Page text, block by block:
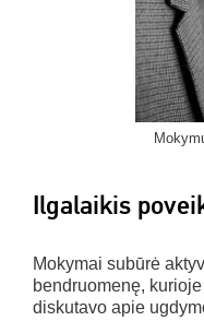
Ilgalaikis
Mokymai subūrė
bendruomenę,
diskutavo apie